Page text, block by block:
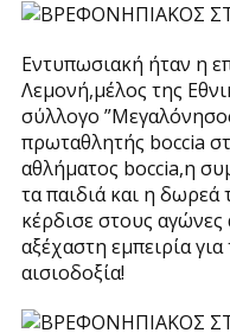
Εντυπωσιακή ήταν η
Λεμονή,μέλος της
σύλλογο
πρωταθλητής boccia
αθλήματος boccia,η
τα παιδιά και η
κέρδισε στους
αξέχαστη εμπειρία
αισιοδοξία!